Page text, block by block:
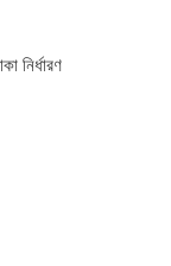
নির্ধারণ